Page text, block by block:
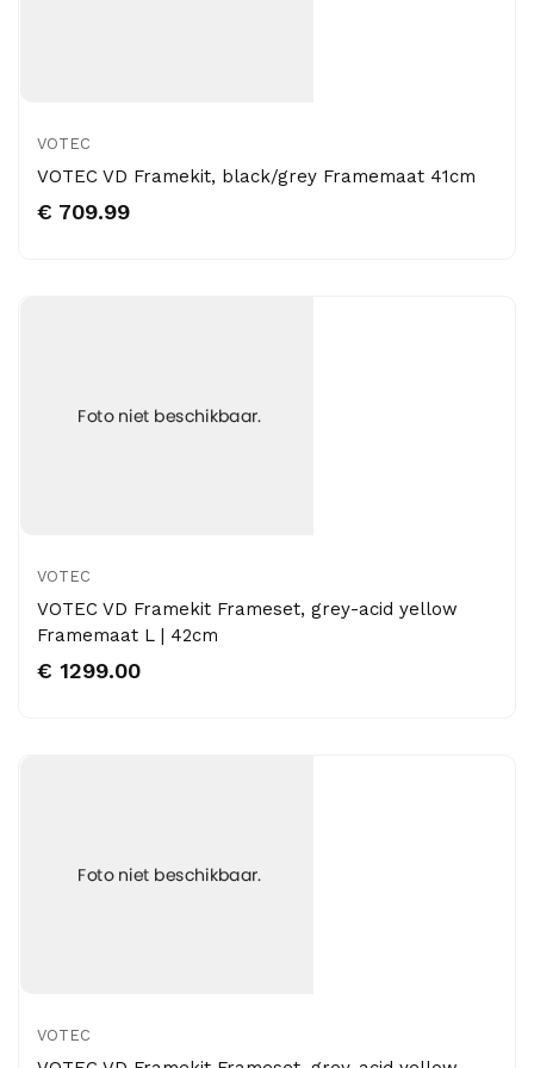
VOTEC
VOTEC VD Framekit, black/grey Framemaat 41cm
€ 709.99
VOTEC
VOTEC VD Framekit Frameset, grey-acid yellow
Framemaat L | 42cm
€ 1299.00
VOTEC